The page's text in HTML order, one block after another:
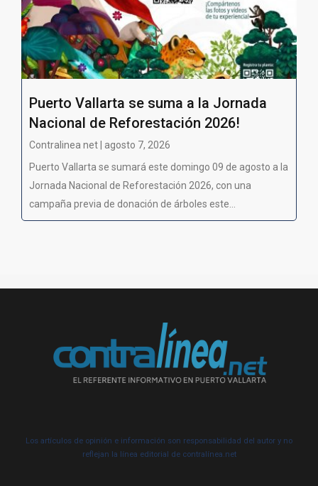
Puerto Vallarta se suma a la Jornada
Nacional de Reforestación 2026!
Contralinea net | agosto 7, 2026
Puerto Vallarta se sumará este domingo 09 de agosto a la
Jornada Nacional de Reforestación 2026, con una
campaña previa de donación de árboles este...
Los artículos de opinión e información son responsabilidad del autor y no
reflejan la línea editorial de contralínea.net